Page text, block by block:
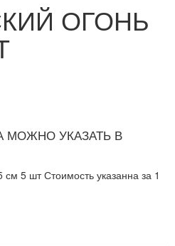
ОГОНЬ
МОЖНО УКАЗАТЬ В
см 5 шт Стоимость указанна за 1